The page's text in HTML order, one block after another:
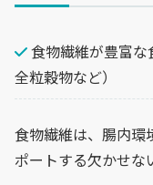
食物繊維が豊富な
全粒穀物など）
食物繊維は、腸内環
ポートする欠かせな